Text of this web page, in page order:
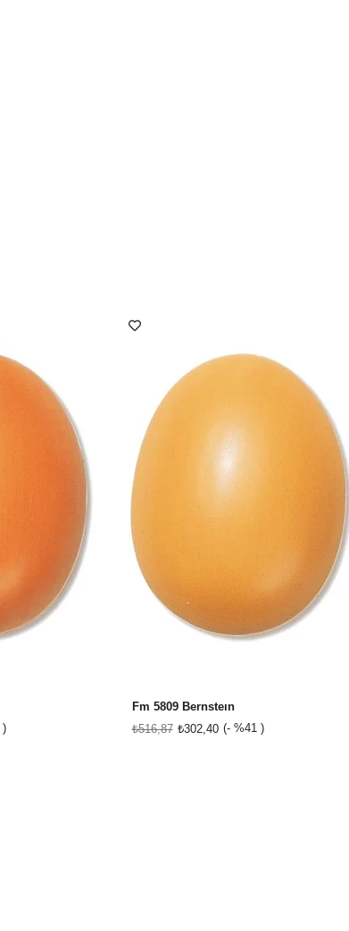
Fm 5809 Bernsteın
₺302,40
₺516,87 %41